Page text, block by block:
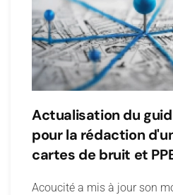
Actualisation du
pour la rédaction
cartes de bruit et
Acoucité a mis à jour son